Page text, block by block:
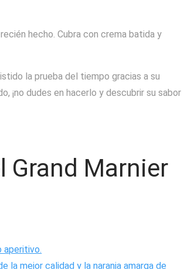
hecho. Cubra con crema batida y
la prueba del tiempo gracias a su
¡no dudes en hacerlo y descubrir su sabor
Grand Marnier
aperitivo.
la mejor calidad y la naranja amarga de